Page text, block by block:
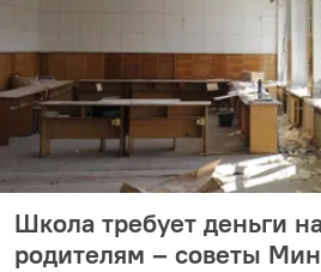
Школа требует деньги
родителям – советы